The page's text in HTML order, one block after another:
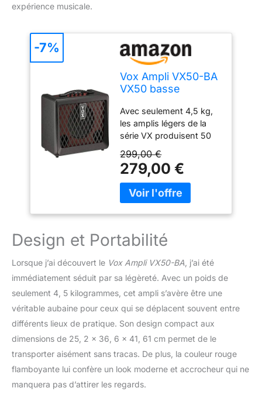
expérience musicale.
Vox Ampli VX50-BA
VX50 basse
Avec seulement 4,5 kg,
les amplis légers de la
série VX produisent 50
fournissent un ampli
compact qui est facile à
transporter Le nouveau
tube à vide Nutube aide
harmoniques riches et
une puissance sonore.
Ses avantages distinctifs
incluent un haut-parleur
VOX original de 20
pouces, une structure
Bass reflex unique qui
garantit une puissance
reproduction riche des
basses fréquences Il y a
également un égaliseur à
quatre bandes qui
299,00 €
279,00 €
-7%
Design et Portabilité
Lorsque j’ai découvert le Vox Ampli VX50-BA , j’ai été
immédiatement séduit par sa légèreté. Avec un poids de
seulement 4, 5 kilogrammes, cet ampli s’avère être une
véritable aubaine pour ceux qui se déplacent souvent entre
différents lieux de pratique. Son design compact aux
dimensions de 25, 2 x 36, 6 x 41, 61 cm permet de le
transporter aisément sans tracas. De plus, la couleur rouge
flamboyante lui confère un look moderne et accrocheur qui ne
manquera pas d’attirer les regards.